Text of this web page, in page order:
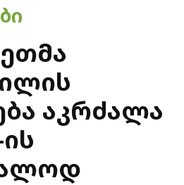
აკრძალა